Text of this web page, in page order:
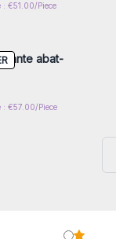
: €51.00/Piece
ou inscrivez-
abat-
: €57.00/Piece